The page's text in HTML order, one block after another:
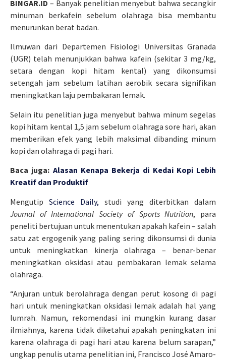
BINGAR.ID – Banyak penelitian menyebut bahwa secangkir
minuman berkafein sebelum olahraga bisa membantu
menurunkan berat badan.
Ilmuwan dari Departemen Fisiologi Universitas Granada
(UGR) telah menunjukkan bahwa kafein (sekitar 3 mg/kg,
setara dengan kopi hitam kental) yang dikonsumsi
setengah jam sebelum latihan aerobik secara signifikan
meningkatkan laju pembakaran lemak.
Selain itu penelitian juga menyebut bahwa minum segelas
kopi hitam kental 1,5 jam sebelum olahraga sore hari, akan
memberikan efek yang lebih maksimal dibanding minum
kopi dan olahraga di pagi hari.
Baca juga: Alasan Kenapa Bekerja di Kedai Kopi Lebih
Kreatif dan Produktif
Mengutip Science Daily, studi yang diterbitkan dalam
Journal of International Society of Sports Nutrition, para
peneliti bertujuan untuk menentukan apakah kafein – salah
satu zat ergogenik yang paling sering dikonsumsi di dunia
untuk meningkatkan kinerja olahraga – benar-benar
meningkatkan oksidasi atau pembakaran lemak selama
olahraga.
“Anjuran untuk berolahraga dengan perut kosong di pagi
hari untuk meningkatkan oksidasi lemak adalah hal yang
lumrah. Namun, rekomendasi ini mungkin kurang dasar
ilmiahnya, karena tidak diketahui apakah peningkatan ini
karena olahraga di pagi hari atau karena belum sarapan,”
ungkap penulis utama penelitian ini, Francisco José Amaro-